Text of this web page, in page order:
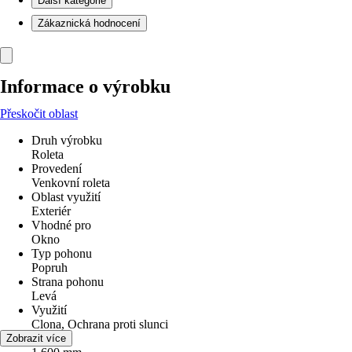
Zákaznická hodnocení
Informace o výrobku
Přeskočit oblast
Druh výrobku
Roleta
Provedení
Venkovní roleta
Oblast využití
Exteriér
Vhodné pro
Okno
Typ pohonu
Popruh
Strana pohonu
Levá
Využití
Clona, Ochrana proti slunci
Šířka
Zobrazit více